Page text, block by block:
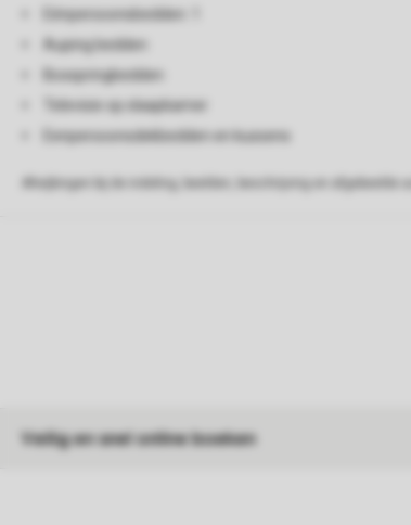
Eénpersoonsbedden: 1
Auping bedden
Boxspringbedden
Televisie op slaapkamer
Eenpersoonsdekbedden en kussens
Veilig en snel online boeken